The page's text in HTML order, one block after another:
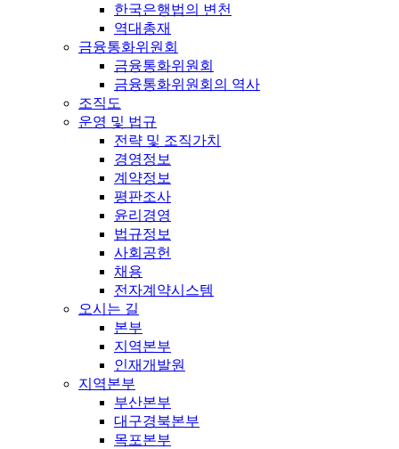
한국은행법의 변천
역대총재
금융통화위원회
금융통화위원회
금융통화위원회의 역사
조직도
운영 및 법규
전략 및 조직가치
경영정보
계약정보
평판조사
윤리경영
법규정보
사회공헌
채용
전자계약시스템
오시는 길
본부
지역본부
인재개발원
지역본부
부산본부
대구경북본부
목포본부